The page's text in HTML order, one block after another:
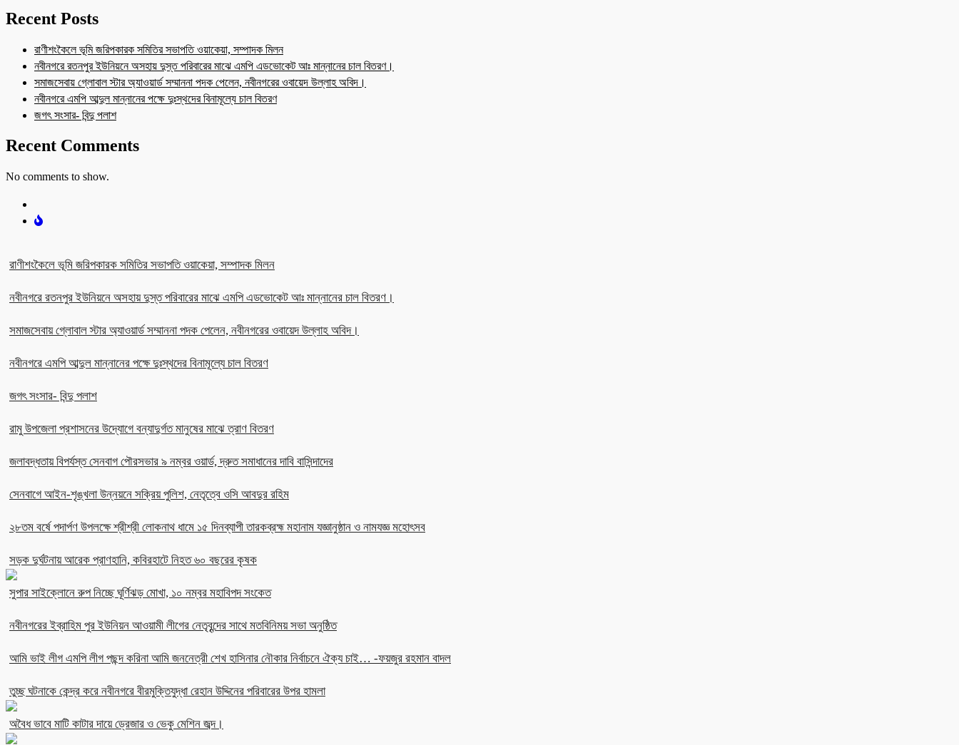
Recent Posts
রাণীশংকৈলে ভূমি জরিপকারক সমিতির সভাপতি ওয়াকেয়া, সম্পাদক মিলন
নবীনগরে রতনপুর ইউনিয়নে অসহায় দুস্ত পরিবারের মাঝে এমপি এডভোকেট আঃ মান্নানের চাল বিতরণ।
সমাজসেবায় গ্লোবাল স্টার অ্যাওয়ার্ড সম্মাননা পদক পেলেন, নবীনগরের ওবায়েদ উল্লাহ অবিদ।
নবীনগরে এমপি আব্দুল মান্নানের পক্ষে দুঃস্থদের বিনামূল্যে চাল বিতরণ
জগৎ সংসার- বিন্দু পলাশ
Recent Comments
No comments to show.
রাণীশংকৈলে ভূমি জরিপকারক সমিতির সভাপতি ওয়াকেয়া, সম্পাদক মিলন
নবীনগরে রতনপুর ইউনিয়নে অসহায় দুস্ত পরিবারের মাঝে এমপি এডভোকেট আঃ মান্নানের চাল বিতরণ।
সমাজসেবায় গ্লোবাল স্টার অ্যাওয়ার্ড সম্মাননা পদক পেলেন, নবীনগরের ওবায়েদ উল্লাহ অবিদ।
নবীনগরে এমপি আব্দুল মান্নানের পক্ষে দুঃস্থদের বিনামূল্যে চাল বিতরণ
জগৎ সংসার- বিন্দু পলাশ
রামু উপজেলা প্রশাসনের উদ্যোগে বন্যাদুর্গত মানুষের মাঝে ত্রাণ বিতরণ
জলাবদ্ধতায় বিপর্যস্ত সেনবাগ পৌরসভার ৯ নম্বর ওয়ার্ড, দ্রুত সমাধানের দাবি বাসিন্দাদের
সেনবাগে আইন-শৃঙ্খলা উন্নয়নে সক্রিয় পুলিশ, নেতৃত্বে ওসি আবদুর রহিম
২৮তম বর্ষে পদার্পণ উপলক্ষে শ্রীশ্রী লোকনাথ ধামে ১৫ দিনব্যাপী তারকব্রহ্ম মহানাম যজ্ঞানুষ্ঠান ও নামযজ্ঞ মহোৎসব
সড়ক দুর্ঘটনায় আরেক প্রাণহানি, কবিরহাটে নিহত ৬০ বছরের কৃষক
সুপার সাইক্লোনে রুপ নিচ্ছে ঘূর্ণিঝড় মোখা, ১০ নম্বর মহাবিপদ সংকেত
নবীনগরের ইব্রাহিম পুর ইউনিয়ন আওয়ামী লীগের নেতৃবৃন্দের সাথে মতবিনিময় সভা অনুষ্ঠিত
আমি ভাই লীগ এমপি লীগ পছন্দ করিনা আমি জননেত্রী শেখ হাসিনার নৌকার নির্বাচনে ঐক্য চাই… -ফয়জুর রহমান বাদল
তুচ্ছ ঘটনাকে কেন্দ্র করে নবীনগরে বীরমুক্তিযুদ্ধা রেহান উদ্দিনের পরিবারের উপর হামলা
অবৈধ ভাবে মাটি কাটার দায়ে ড্রেজার ও ভেকু মেশিন জব্দ।